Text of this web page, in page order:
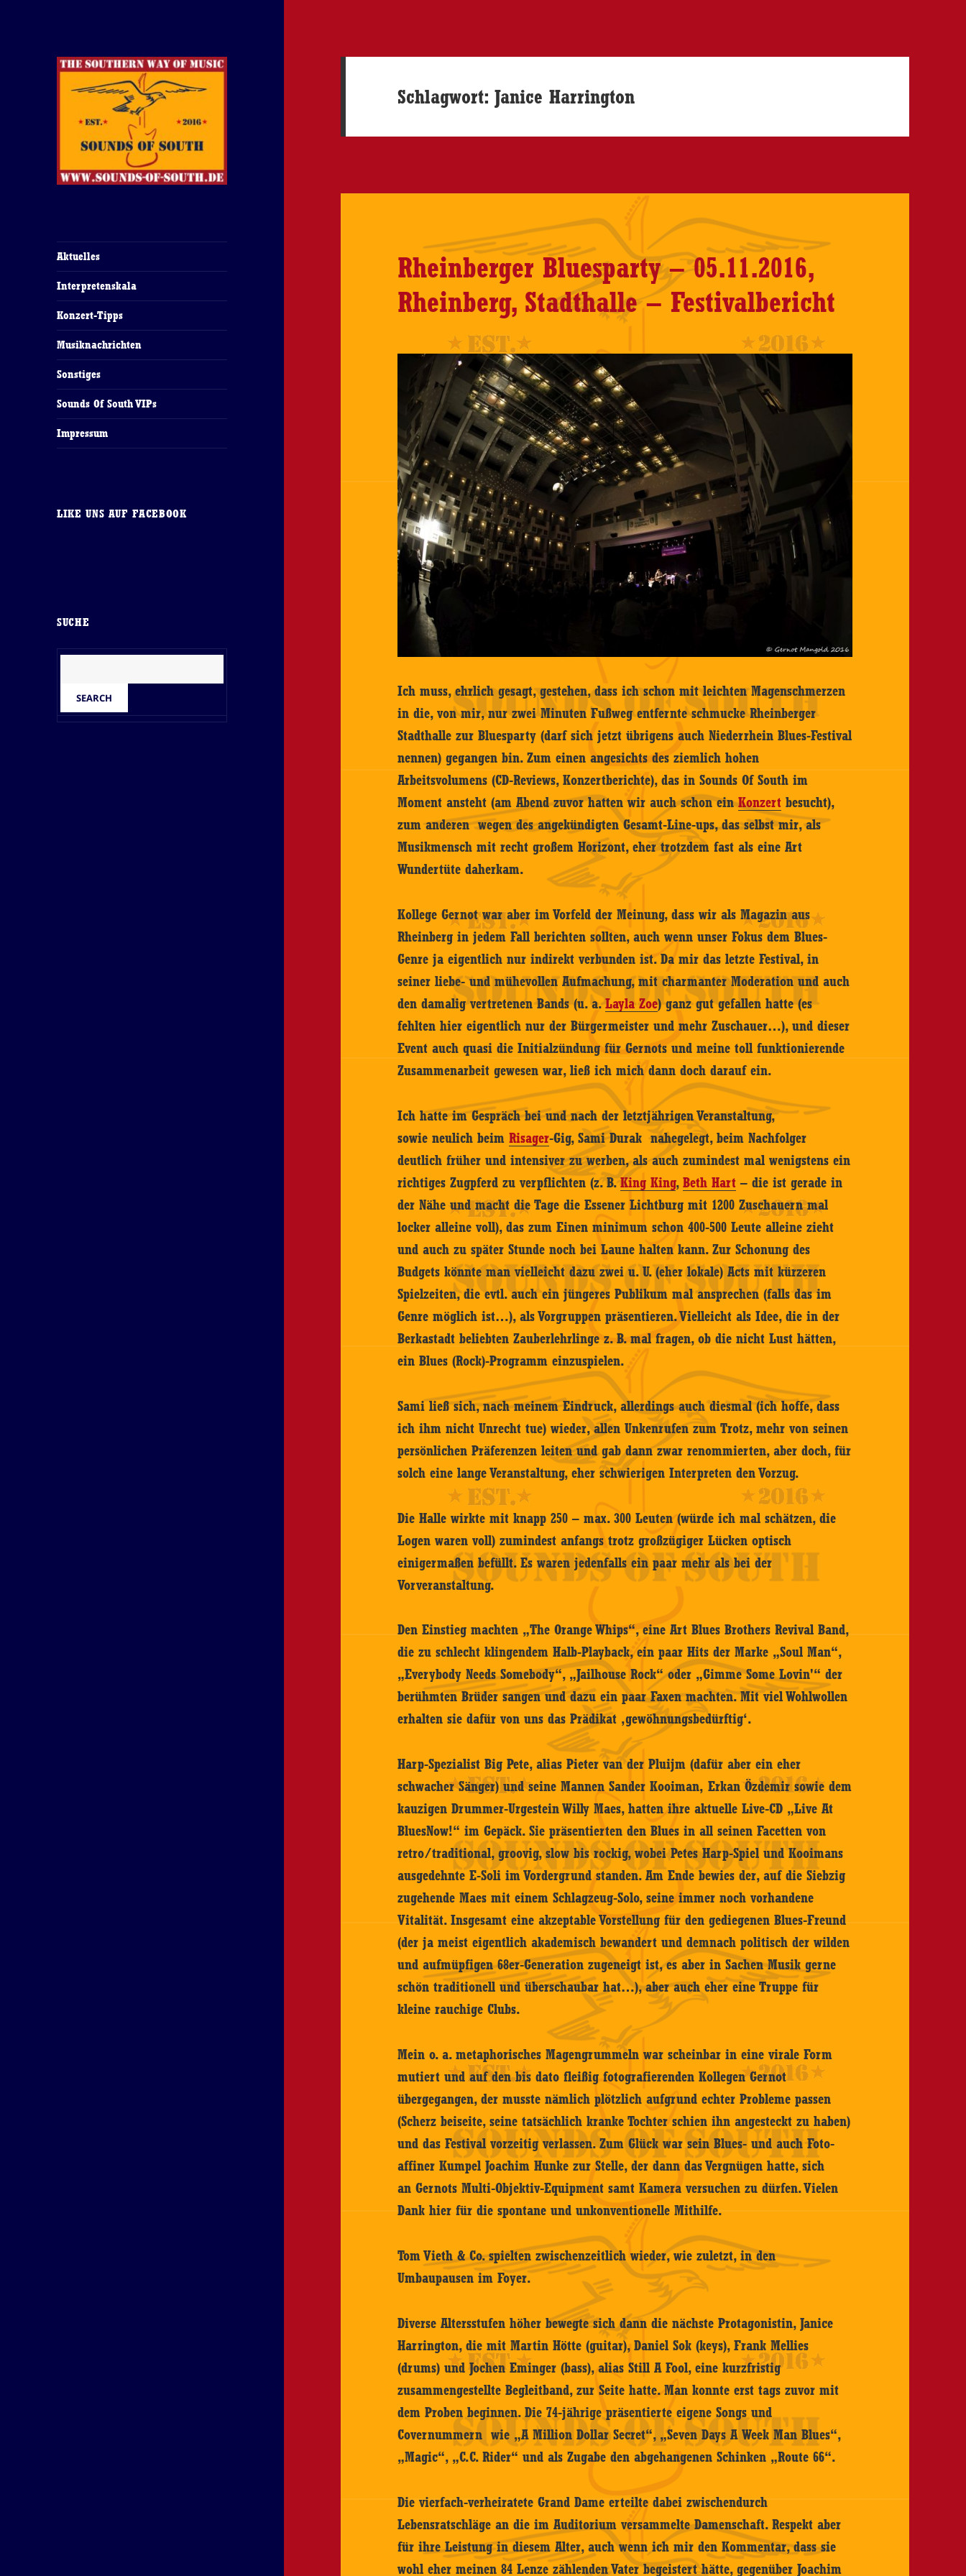
Aktuelles
Interpretenskala
Konzert-Tipps
Musiknachrichten
Sonstiges
Sounds Of South VIPs
Impressum
LIKE UNS AUF FACEBOOK
SUCHE
Schlagwort:Janice Harrington
Rheinberger Bluesparty – 05.11.2016,
Rheinberg, Stadthalle – Festivalbericht
Ich muss, ehrlich gesagt, gestehen, dass ich schon mit leichten Magenschmerzen
in die, von mir, nur zwei Minuten Fußweg entfernte schmucke Rheinberger
Stadthalle zur Bluesparty (darf sich jetzt übrigens auch Niederrhein Blues-Festival
nennen) gegangen bin. Zum einen angesichts des ziemlich hohen
Arbeitsvolumens (CD-Reviews, Konzertberichte), das in Sounds Of South im
Moment ansteht (am Abend zuvor hatten wir auch schon einKonzert besucht),
zum anderen wegen des angekündigten Gesamt-Line-ups, das selbst mir, als
Musikmensch mit recht großem Horizont, eher trotzdem fast als eine Art
Wundertüte daherkam.
Kollege Gernot war aber im Vorfeld der Meinung, dass wir als Magazin aus
Rheinberg in jedem Fall berichten sollten, auch wenn unser Fokus dem Blues-
Genre ja eigentlich nur indirekt verbunden ist. Da mir das letzte Festival, in
seiner liebe- und mühevollen Aufmachung, mit charmanter Moderation und auch
den damalig vertretenen Bands (u. a.Layla Zoe) ganz gut gefallen hatte (es
fehlten hier eigentlich nur der Bürgermeister und mehr Zuschauer…), und dieser
Event auch quasi die Initialzündung für Gernots und meine toll funktionierende
Zusammenarbeit gewesen war, ließ ich mich dann doch darauf ein.
Ich hatte im Gespräch bei und nach der letztjährigen Veranstaltung,
sowie neulich beimRisager-Gig, Sami Durak nahegelegt, beim Nachfolger
deutlich früher und intensiver zu werben, als auch zumindest mal wenigstens ein
richtiges Zugpferd zu verpflichten (z. B.King King,Beth Hart – die ist gerade in
der Nähe und macht die Tage die Essener Lichtburg mit 1200 Zuschauern mal
locker alleine voll), das zum Einen minimum schon 400-500 Leute alleine zieht
und auch zu später Stunde noch bei Laune halten kann. Zur Schonung des
Budgets könnte man vielleicht dazu zwei u. U. (eher lokale) Acts mit kürzeren
Spielzeiten, die evtl. auch ein jüngeres Publikum mal ansprechen (falls das im
Genre möglich ist…), als Vorgruppen präsentieren. Vielleicht als Idee, die in der
Berkastadt beliebten Zauberlehrlinge z. B. mal fragen, ob die nicht Lust hätten,
ein Blues (Rock)-Programm einzuspielen.
Sami ließ sich, nach meinem Eindruck, allerdings auch diesmal (ich hoffe, dass
ich ihm nicht Unrecht tue) wieder, allen Unkenrufen zum Trotz, mehr von seinen
persönlichen Präferenzen leiten und gab dann zwar renommierten, aber doch, für
solch eine lange Veranstaltung, eher schwierigen Interpreten den Vorzug.
Die Halle wirkte mit knapp 250 – max. 300 Leuten (würde ich mal schätzen, die
Logen waren voll) zumindest anfangs trotz großzügiger Lücken optisch
einigermaßen befüllt. Es waren jedenfalls ein paar mehr als bei der
Vorveranstaltung.
Den Einstieg machten „The Orange Whips“, eine Art Blues Brothers Revival Band,
die zu schlecht klingendem Halb-Playback, ein paar Hits der Marke „Soul Man“,
„Everybody Needs Somebody“, „Jailhouse Rock“ oder „Gimme Some Lovin'“ der
berühmten Brüder sangen und dazu ein paar Faxen machten. Mit viel Wohlwollen
erhalten sie dafür von uns das Prädikat ‚gewöhnungsbedürftig‘.
Harp-Spezialist Big Pete, alias Pieter van der Pluijm (dafür aber ein eher
schwacher Sänger) und seine Mannen Sander Kooiman, Erkan Özdemir sowie dem
kauzigen Drummer-Urgestein Willy Maes, hatten ihre aktuelle Live-CD „Live At
BluesNow!“ im Gepäck. Sie präsentierten den Blues in all seinen Facetten von
retro/traditional, groovig, slow bis rockig, wobei Petes Harp-Spiel und Kooimans
ausgedehnte E-Soli im Vordergrund standen. Am Ende bewies der, auf die Siebzig
zugehende Maes mit einem Schlagzeug-Solo, seine immer noch vorhandene
Vitalität. Insgesamt eine akzeptable Vorstellung für den gediegenen Blues-Freund
(der ja meist eigentlich akademisch bewandert und demnach politisch der wilden
und aufmüpfigen 68er-Generation zugeneigt ist, es aber in Sachen Musik gerne
schön traditionell und überschaubar hat…), aber auch eher eine Truppe für
kleine rauchige Clubs.
Mein o. a. metaphorisches Magengrummeln war scheinbar in eine virale Form
mutiert und auf den bis dato fleißig fotografierenden Kollegen Gernot
übergegangen, der musste nämlich plötzlich aufgrund echter Probleme passen
(Scherz beiseite, seine tatsächlich kranke Tochter schien ihn angesteckt zu haben)
und das Festival vorzeitig verlassen. Zum Glück war sein Blues- und auch Foto-
affiner Kumpel Joachim Hunke zur Stelle, der dann das Vergnügen hatte, sich
an Gernots Multi-Objektiv-Equipment samt Kamera versuchen zu dürfen. Vielen
Dank hier für die spontane und unkonventionelle Mithilfe.
Tom Vieth & Co. spielten zwischenzeitlich wieder, wie zuletzt, in den
Umbaupausen im Foyer.
Diverse Altersstufen höher bewegte sich dann die nächste Protagonistin, Janice
Harrington, die mit Martin Hötte (guitar), Daniel Sok (keys), Frank Mellies
(drums) und Jochen Eminger (bass), alias Still A Fool, eine kurzfristig
zusammengestellte Begleitband, zur Seite hatte. Man konnte erst tags zuvor mit
dem Proben beginnen. Die 74-jährige präsentierte eigene Songs und
Covernummern wie „A Million Dollar Secret“, „Seven Days A Week Man Blues“,
„Magic“, „C.C. Rider“ und als Zugabe den abgehangenen Schinken „Route 66“.
Die vierfach-verheiratete Grand Dame erteilte dabei zwischendurch
Lebensratschläge an die im Auditorium versammelte Damenschaft. Respekt aber
für ihre Leistung in diesem Alter, auch wenn ich mir den Kommentar, dass sie
wohl eher meinen 84 Lenze zählenden Vater begeistert hätte, gegenüber Joachim